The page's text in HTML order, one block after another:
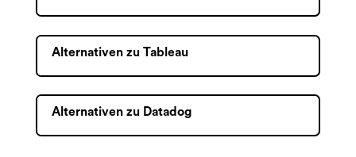
Alternativen zu Tableau
Alternativen zu Datadog